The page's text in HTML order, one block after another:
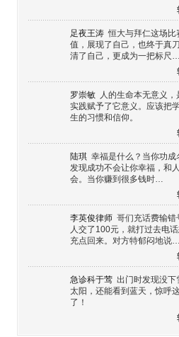
足夜王涛 恒大与拜仁这场比
值，展现了自己，也终于真
清了自己，更成为一把标尺…
罗崇敏 人的生命本无意义，
实践赋予了它意义。应该把
生的习惯和信仰。
陆琪 幸福是什么？当你功成
发现成功不会让你幸福，和
会。当你赚到很多钱时…
李英俊律师 哥们充话费输错
人交了100元，就打过去电
充点回来。对方特郁闷地说…
急诊科于莺 出门时发现没下
太阳，还能看到蓝天，惊呼
了！